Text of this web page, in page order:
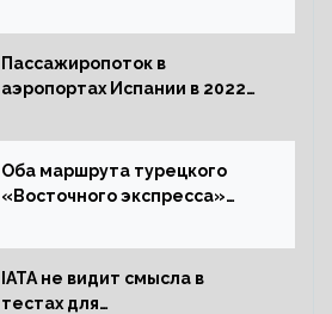
жительство
Пассажиропоток в
аэропортах Испании в 2022
процентов
Оба маршрута турецкого
«Восточного экспресса»
IATA не видит смысла в
тестах для